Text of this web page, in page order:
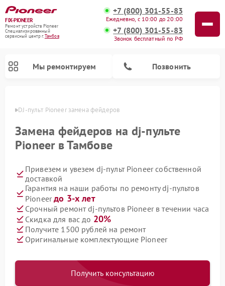
FIX-PIONEER
Ремонт устройств Pioneer
Специализированный
cервисный центр г.Тамбов
+7 (800) 301-55-83
Ежедневно, с 10:00 до 20:00
+7 (800) 301-55-83
Звонок бесплатный по РФ
Мы ремонтируем Позвонить
DJ-пульт Pioneer замена фейдеров
Замена фейдеров на dj-пульте
Pioneer в Тамбове
Привезем и увезем dj-пульт Pioneer собственной
доставкой
Гарантия на наши работы по ремонту dj-пультов
Pioneerдо 3-х лет
Срочный ремонт dj-пультов Pioneer в течении часа
Скидка для вас до 20%
Получите 1500 рублей на ремонт
Оригинальные комплектующие Pioneer
Получить консультацию